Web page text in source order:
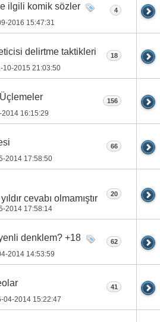
ilgili komik sözler
2016 15:47:31
4
delirtme taktikleri
10-2015 21:03:50
18
2014 16:15:29
156
2014 17:58:50
66
cevabı olmamıştır
2014 17:58:14
20
denklem? +18
2014 14:53:59
62
04-2014 15:22:47
41